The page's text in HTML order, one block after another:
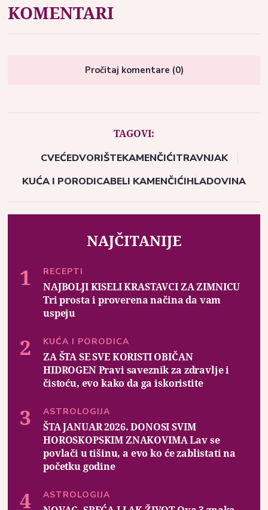
KOMENTARI
Pročitaj komentare (0)
TAGOVI:
CVEĆEDVORIŠTEKAMENČIĆITRAVNJAK
KUĆA I PORODICABELI KAMENČIĆIHLADOVINA
NAJČITANIJE
RECEPTI
NAJBOLJI KISELI KRASTAVCI ZA ZIMNICU
Tri prosta i proverena načina da vam
uspeju
KUĆA I PORODICA
ZA ŠTA SE SVE KORISTI OBIČAN
HIDROGEN Pravi saveznik za zdravlje i
čistoću, evo kako da ga iskoristite
ASTROLOGIJA
ŠTA JANUAR 2026. DONOSI SVIM
HOROSKOPSKIM ZNAKOVIMA Lav se
povlači u tišinu, a evo ko će zablistati na
početku godine
ASTROLOGIJA